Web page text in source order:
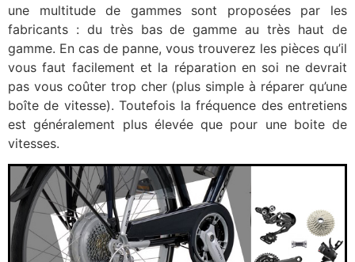
une multitude de gammes sont proposées par les
fabricants : du très bas de gamme au très haut de
gamme. En cas de panne, vous trouverez les pièces qu’il
vous faut facilement et la réparation en soi ne devrait
pas vous coûter trop cher (plus simple à réparer qu’une
boîte de vitesse). Toutefois la fréquence des entretiens
est généralement plus élevée que pour une boite de
vitesses.